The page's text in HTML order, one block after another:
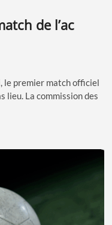
le premier match officiel
lieu. La commission des